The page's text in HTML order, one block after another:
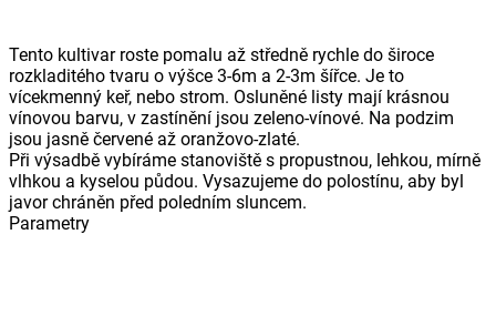
Tento kultivar roste pomalu až středně rychle do široce
rozkladitého tvaru o výšce 3-6m a 2-3m šířce. Je to
vícekmenný keř, nebo strom. Osluněné listy mají krásnou
vínovou barvu, v zastínění jsou zeleno-vínové. Na podzim
jsou jasně červené až oranžovo-zlaté.
Při výsadbě vybíráme stanoviště s propustnou, lehkou, mírně
vlhkou a kyselou půdou. Vysazujeme do polostínu, aby byl
javor chráněn před poledním sluncem.
Parametry